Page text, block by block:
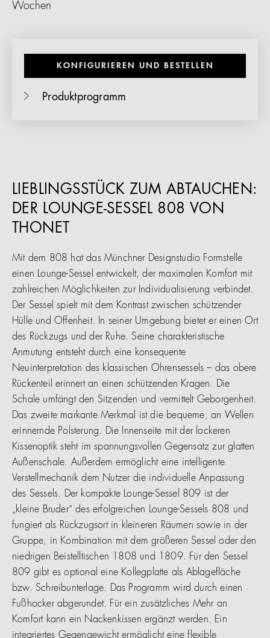
Wochen
KONFIGURIEREN UND BESTELLEN
Produktprogramm
LIEBLINGSSTÜCK ZUM ABTAUCHEN:
DER LOUNGE-SESSEL 808 VON
THONET
Mit dem 808 hat das Münchner Designstudio Formstelle
einen Lounge-Sessel entwickelt, der maximalen Komfort mit
zahlreichen Möglichkeiten zur Individualisierung verbindet.
Der Sessel spielt mit dem Kontrast zwischen schützender
Hülle und Offenheit. In seiner Umgebung bietet er einen Ort
des Rückzugs und der Ruhe. Seine charakteristische
Anmutung entsteht durch eine konsequente
Neuinterpretation des klassischen Ohrensessels – das obere
Rückenteil erinnert an einen schützenden Kragen. Die
Schale umfängt den Sitzenden und vermittelt Geborgenheit.
Das zweite markante Merkmal ist die bequeme, an Wellen
erinnernde Polsterung. Die Innenseite mit der lockeren
Kissenoptik steht im spannungsvollen Gegensatz zur glatten
Außenschale. Außerdem ermöglicht eine intelligente
Verstellmechanik dem Nutzer die individuelle Anpassung
des Sessels. Der kompakte Lounge-Sessel 809 ist der
„kleine Bruder“ des erfolgreichen Lounge-Sessels 808 und
fungiert als Rückzugsort in kleineren Räumen sowie in der
Gruppe, in Kombination mit dem größeren Sessel oder den
niedrigen Beistelltischen 1808 und 1809. Für den Sessel
809 gibt es optional eine Kollegplatte als Ablagefläche
bzw. Schreibunterlage. Das Programm wird durch einen
Fußhocker abgerundet. Für ein zusätzliches Mehr an
Komfort kann ein Nackenkissen ergänzt werden. Ein
integriertes Gegengewicht ermöglicht eine flexible